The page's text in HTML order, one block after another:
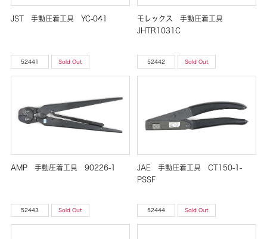
JST 手動圧着工具 YC-041
モレックス 手動圧着工具
JHTR1031C
52441 Sold Out
AMP 手動圧着工具 90226-1
52442 Sold Out
JAE 手動圧着工具 CT150-1-
PSSF
52443 Sold Out 52444 Sold Out